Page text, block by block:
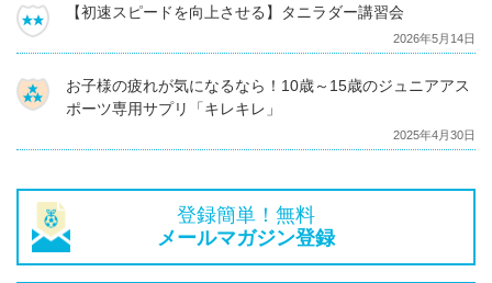
【初速スピードを向上させる】タニラダー講習会
2026年5月14日
お子様の疲れが気になるなら！10歳～15歳のジュニアアス
ポーツ専用サプリ「キレキレ」
2025年4月30日
登録簡単！無料
メールマガジン登録